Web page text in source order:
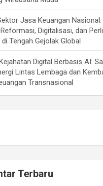
Jasa Keuangan
Digitalisasi, dan
Tengah Gejolak Global
Digital Berbasis AI:
Lintas Lembaga dan
Transnasional
Terbaru